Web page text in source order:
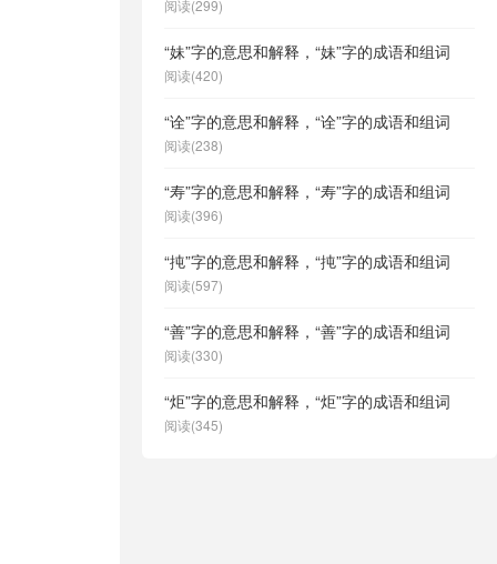
阅读(299)
“妹”字的意思和解释，“妹”字的成语和组词
阅读(420)
“诠”字的意思和解释，“诠”字的成语和组词
阅读(238)
“寿”字的意思和解释，“寿”字的成语和组词
阅读(396)
“扽”字的意思和解释，“扽”字的成语和组词
阅读(597)
“善”字的意思和解释，“善”字的成语和组词
阅读(330)
“炬”字的意思和解释，“炬”字的成语和组词
阅读(345)